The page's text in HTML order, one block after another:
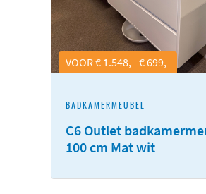
VOOR€ 1.548,-€ 699,-
BADKAMERMEUBEL
C6 Outlet
100 cm Mat wit